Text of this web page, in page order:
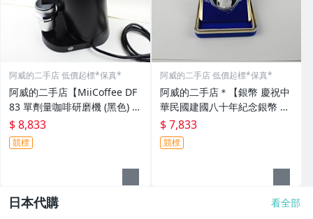
阿威的二手店 低價起標*保真*
阿威的二手店【MiiCoffee DF
83 單劑量咖啡研磨機 (黑色) 義
式咖啡 磨豆機 】品相優 值得
收藏
$ 8,833
競標
阿威的二手店 低價起標*保真*
阿威的二手店＊【銀幣 慶祝中
華民國建國八十年紀念銀幣 重
量1英兩 成色99.9新台幣50元
國父孫中山開國大總統 附原裝
盒及證書 錢幣】品相優 值得收
$ 7,833
競標
日本代購 看全部